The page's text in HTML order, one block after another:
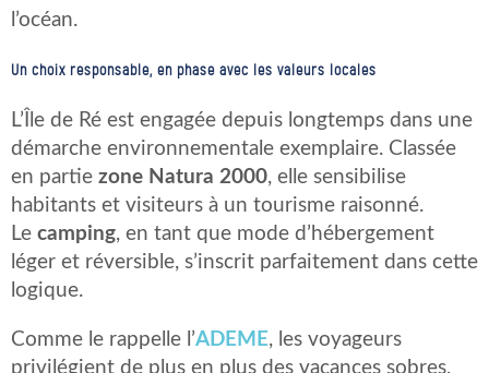
l’océan.
Un choix responsable, en phase avec les valeurs locales
L’Île de Ré est engagée depuis longtemps dans une
démarche environnementale exemplaire. Classée
en partie zone Natura 2000, elle sensibilise
habitants et visiteurs à un tourisme raisonné.
Le camping, en tant que mode d’hébergement
léger et réversible, s’inscrit parfaitement dans cette
logique.
Comme le rappelle l’ADEME, les voyageurs
privilégient de plus en plus des vacances sobres,